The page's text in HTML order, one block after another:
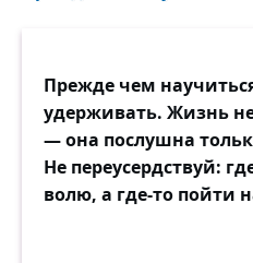
Прежде чем
удерживать. Жизнь
— она послушна
Не переусердствуй:
волю, а где-то пойти